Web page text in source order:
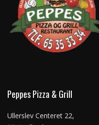
Peppes Pizza & Grill
Ullerslev Centeret 22,